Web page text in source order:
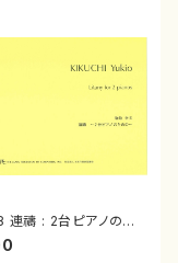
禱 : 2台ピアノのた
Pianos / 菊池 幸夫 /